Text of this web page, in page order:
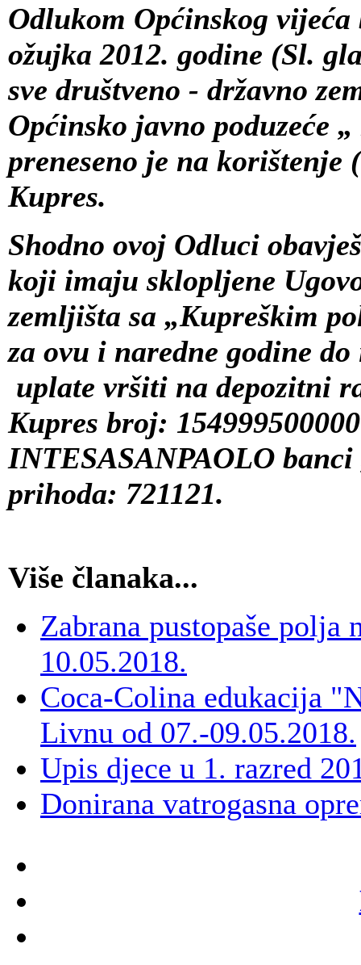
Odlukom Općinskog
ožujka 2012. godine (Sl.
sve društveno - državno
Općinsko javno poduzeće
preneseno je na korištenje
Kupres.
Shodno ovoj Odluci
koji imaju sklopljene
zemljišta sa „Kupreškim
za ovu i naredne godine
uplate vršiti na depozitni
Kupres broj:
INTESASANPAOLO
prihoda: 721121.
Više članaka...
Zabrana pustopaše polja
10.05.2018.
Coca-Colina edukacija
Livnu od 07.-09.05.2018.
Upis djece u 1. razred
Donirana vatrogasna